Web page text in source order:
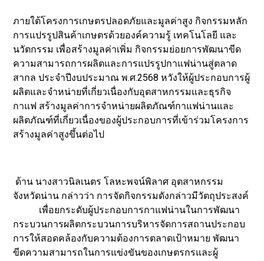
ภายใต้โครงการเกษตรปลอดภัยและมูลค่าสูง กิจกรรมหลัก
การแปรรูปสินค้าเกษตรด้วยองค์ความรู้ เทคโนโลยี และ
นวัตกรรม เพื่อสร้างมูลค่าเพิ่ม กิจกรรมย่อยการพัฒนาขีด
ความสามารถการผลิตและการแปรรูปกาแฟน่านสู่ตลาด
สากล ประจำปีงบประมาณ พ.ศ.2568 หวังให้ผู้ประกอบการผู้
ผลิตและจำหน่ายที่เกี่ยวเนื่องกับอุตสาหกรรมและธุรกิจ
กาแฟ สร้างมูลค่าการจำหน่ายผลิตภัณฑ์กาแฟน่านและ
ผลิตภัณฑ์ที่เกี่ยวเนื่องของผู้ประกอบการที่เข้าร่วมโครงการ
สร้างมูลค่าสูงขึ้นต่อไป
ด้าน นางสาวนิลเนตร โลหะพจน์พิลาศ อุตสาหกรรม
จังหวัดน่าน กล่าวว่า การจัดกิจกรรมดังกล่าวมีวัตถุประสงค์
เพื่อยกระดับผู้ประกอบการกาแฟน่านในการพัฒนา
กระบวนการผลิตกระบวนการบริหารจัดการสถานประกอบ
การให้สอดคล้องกับความต้องการตลาดเป้าหมาย พัฒนา
ขีดความสามารถในการแข่งขันของเกษตรกรและผู้